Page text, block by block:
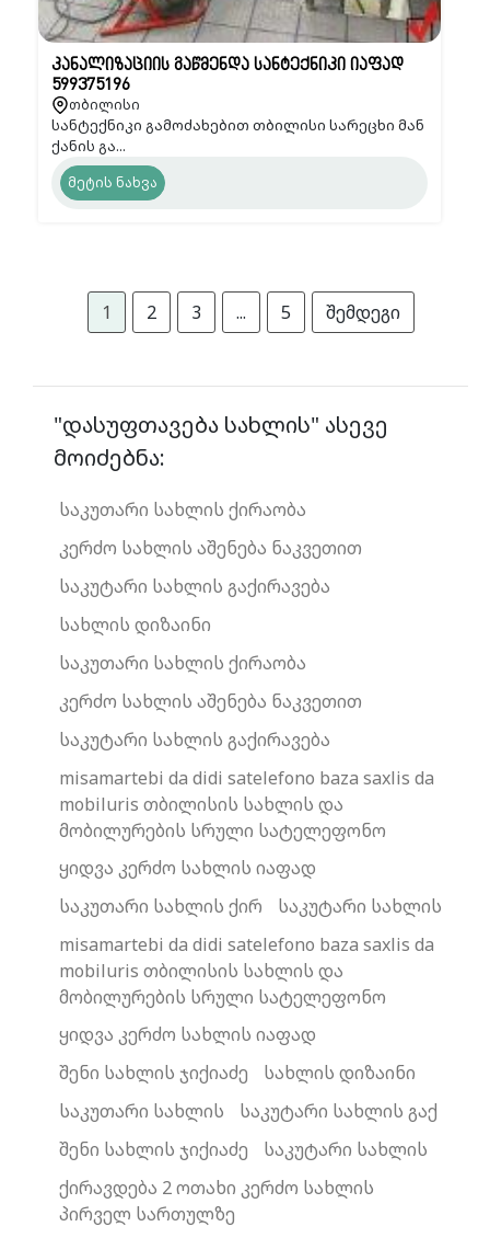
კანალიზაციის გაწმენდა სანტექნიკი იაფად
599375196
თბილისი
სანტექნიკი გამოძახებით თბილისი სარეცხი მან
ქანის გა...
მეტის ნახვა
1 2 3 ... 5 შემდეგი
"დასუფთავება სახლის" ასევე
მოიძებნა:
საკუთარი სახლის ქირაობა
კერძო სახლის აშენება ნაკვეთით
საკუტარი სახლის გაქირავება
სახლის დიზაინი
საკუთარი სახლის ქირაობა
კერძო სახლის აშენება ნაკვეთით
საკუტარი სახლის გაქირავება
misamartebi da didi satelefono baza saxlis da
mobiluris თბილისის სახლის და
მობილურების სრული სატელეფონო
ყიდვა კერძო სახლის იაფად
საკუთარი სახლის ქირ
საკუტარი სახლის
misamartebi da didi satelefono baza saxlis da
mobiluris თბილისის სახლის და
მობილურების სრული სატელეფონო
ყიდვა კერძო სახლის იაფად
შენი სახლის ჯიქიაძე
სახლის დიზაინი
საკუთარი სახლის
საკუტარი სახლის გაქ
შენი სახლის ჯიქიაძე
საკუტარი სახლის
ქირავდება 2 ოთახი კერძო სახლის
პირველ სართულზე